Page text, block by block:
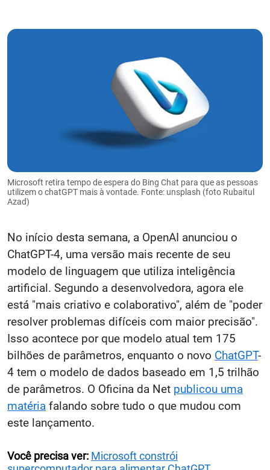
Microsoft retira tempo de espera do Bing Chat para que as pessoas
utilizem o chatGPT mais à vontade. Fonte: unsplash (foto Rubaitul
Azad)
No início desta semana, a OpenAI anunciou o
ChatGPT-4, uma versão mais recente de seu
modelo de linguagem que utiliza inteligência
artificial. Segundo a desenvolvedora, agora ele
está "mais criativo e colaborativo", além de "poder
resolver problemas difíceis com maior precisão".
Isso acontece por que modelo atual tem 175
bilhões de parâmetros, enquanto o novo ChatGPT-
4 tem o modelo de dados baseado em 1,5 trilhão
de parâmetros. O Oficina da Net publicou uma
matéria falando sobre tudo o que mudou com
este lançamento.
Você precisa ver: Microsoft constrói